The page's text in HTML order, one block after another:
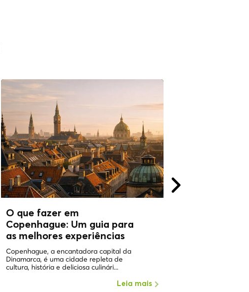
O que fazer em
Copenhague: Um guia para
as melhores experiências
Copenhague, a encantadora capital da
Dinamarca, é uma cidade repleta de
cultura, história e deliciosa culinári...
Leia mais